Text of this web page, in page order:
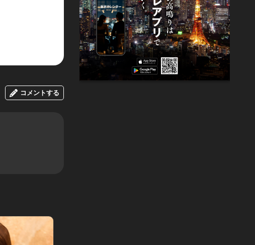
コメントする